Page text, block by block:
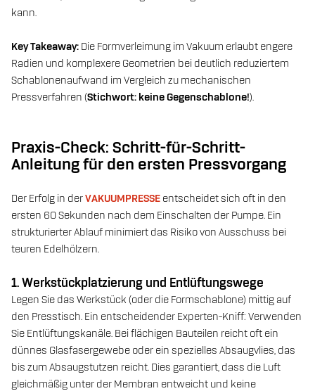
kann.
Key Takeaway: Die Formverleimung im Vakuum erlaubt engere
Radien und komplexere Geometrien bei deutlich reduziertem
Schablonenaufwand im Vergleich zu mechanischen
Pressverfahren (Stichwort: keine Gegenschablone!).
Praxis-Check: Schritt-für-Schritt-
Anleitung für den ersten Pressvorgang
Der Erfolg in derVAKUUMPRESSE entscheidet sich oft in den
ersten 60 Sekunden nach dem Einschalten der Pumpe. Ein
strukturierter Ablauf minimiert das Risiko von Ausschuss bei
teuren Edelhölzern.
1. Werkstückplatzierung und Entlüftungswege
Legen Sie das Werkstück (oder die Formschablone) mittig auf
den Presstisch. Ein entscheidender Experten-Kniff: Verwenden
Sie Entlüftungskanäle. Bei flächigen Bauteilen reicht oft ein
dünnes Glasfasergewebe oder ein spezielles Absaugvlies, das
bis zum Absaugstutzen reicht. Dies garantiert, dass die Luft
gleichmäßig unter der Membran entweicht und keine